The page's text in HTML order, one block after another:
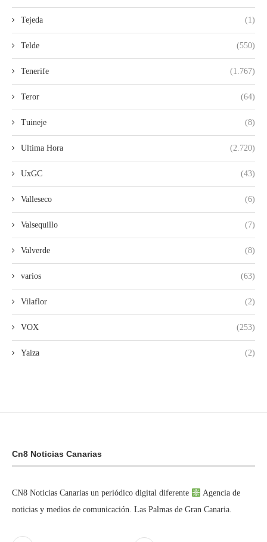
Tejeda (1)
Telde (550)
Tenerife (1.767)
Teror (64)
Tuineje (8)
Ultima Hora (2.720)
UxGC (43)
Valleseco (6)
Valsequillo (7)
Valverde (8)
varios (63)
Vilaflor (2)
VOX (253)
Yaiza (2)
Cn8 Noticias Canarias
CN8 Noticias Canarias un periódico digital diferente
Agencia de
noticias y medios de comunicación. Las Palmas de Gran Canaria.